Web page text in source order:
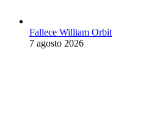
Fallece William Orbit
7 agosto 2026